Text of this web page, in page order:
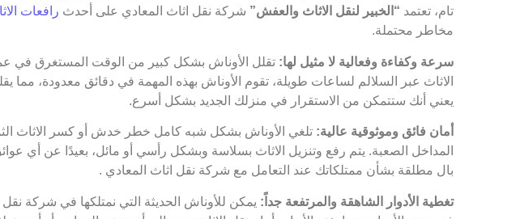
تام، تعتمد “الخبير لنقل الاثاث والعفش” شركة نقل اثاث المعادي على أحدث رافعات
مخاطر محتملة.
سرعة وكفاءة وفعالية لا مثيل لها: تقلل الأوناش بشكل كبير من الوقت المستغرق في
الاثاث عبر السلالم لساعات طويلة، تقوم الأوناش بهذه المهمة في دقائق معدودة،
يعني أنك ستتمكن من الاستقرار في منزلك الجديد بشكل أسرع.
أمان فائق وموثوقية عالية: تلغي الأوناش بشكل شبه كامل خطر خدش أو كسر الاثاث
المداخل الصعبة. يتم رفع وتنزيل الاثاث بسلاسة وبشكل رأسي أو مائل، بعيدًا عن أي
بال مطلقة بشأن ممتلكاتك عند التعامل مع شركة نقل اثاث المعادي .
تغطية الأدوار الشاهقة والمرتفعة جداً: يمكن للأوناش الحديثة التي نمتلكها في شركة